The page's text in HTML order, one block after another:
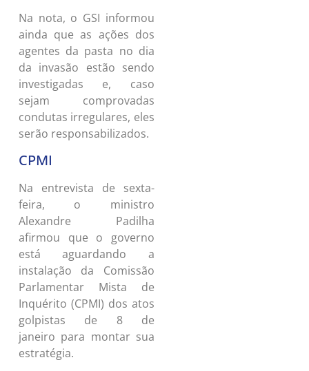
Na nota, o GSI informou
ainda que as ações dos
agentes da pasta no dia
da invasão estão sendo
investigadas e, caso
sejam comprovadas
condutas irregulares, eles
serão responsabilizados.
CPMI
Na entrevista de sexta-
feira, o ministro
Alexandre Padilha
afirmou que o governo
está aguardando a
instalação da Comissão
Parlamentar Mista de
Inquérito (CPMI) dos atos
golpistas de 8 de
janeiro para montar sua
estratégia.